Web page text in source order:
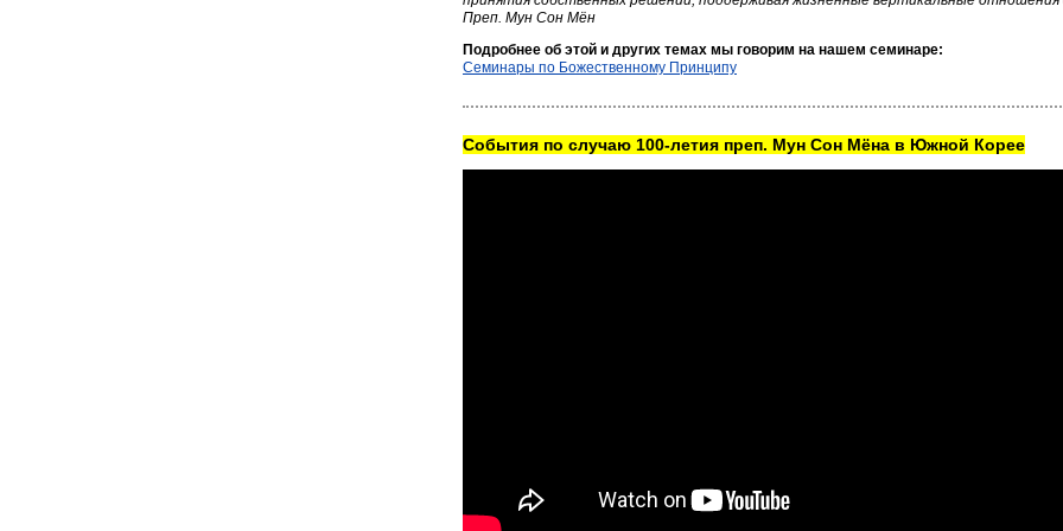
Преп. Мун Сон Мён
Подробнее об этой и других темах мы говорим на нашем семинаре:
Семинары по Божественному Принципу
Cобытия по случаю 100-летия преп. Мун Сон Мёна в Южной Корее